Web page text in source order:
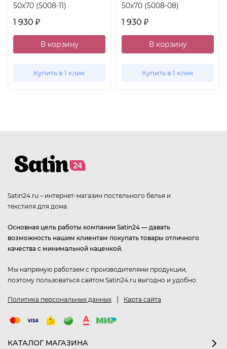
50x70 (5008-11)
1 930 ₽
В корзину
Купить в 1 клик
50x70 (5008-08)
1 930 ₽
В корзину
Купить в 1 клик
Satin24.ru – интернет-магазин постельного белья и
текстиля для дома.
Основная цель работы компании Satin24 — давать
возможность нашим клиентам покупать товары отличного
качества с минимальной наценкой.
Мы напрямую работаем с производителями продукции,
поэтому пользоваться сайтом Satin24.ru выгодно и удобно.
Политика персональных данных | Карта сайта
КАТАЛОГ МАГАЗИНА